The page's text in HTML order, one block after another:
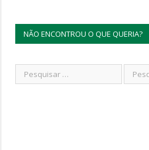
NÃO ENCONTROU O QUE QUERIA?